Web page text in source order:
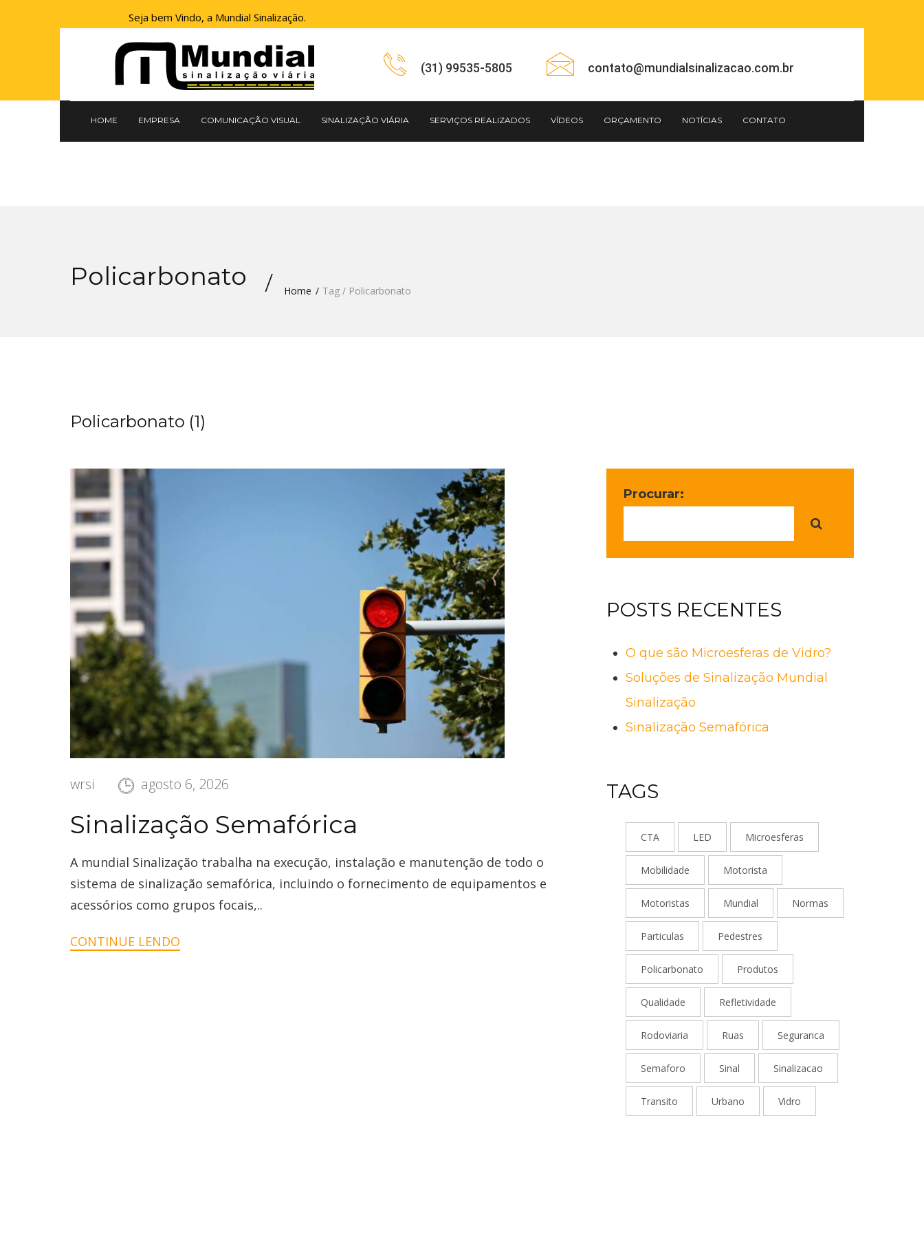
Seja bem Vindo, a Mundial Sinalização.
(31) 99535-5805 contato@mundialsinalizacao.com.br
HOME EMPRESA COMUNICAÇÃO VISUAL SINALIZAÇÃO VIÁRIA SERVIÇOS REALIZADOS VÍDEOS ORÇAMENTO NOTÍCIAS CONTATO
Policarbonato Home Tag / Policarbonato
Policarbonato (1)
wrsi agosto 6, 2026
Sinalização Semafórica
A mundial Sinalização trabalha na execução, instalação e manutenção de todo o
sistema de sinalização semafórica, incluindo o fornecimento de equipamentos e
acessórios como grupos focais,..
CONTINUE LENDO
Procurar:
POSTS RECENTES
O que são Microesferas de Vidro?
Soluções de Sinalização Mundial
Sinalização
Sinalização Semafórica
TAGS
CTA LED Microesferas
Mobilidade Motorista
Motoristas Mundial Normas
Particulas Pedestres
Policarbonato Produtos
Qualidade Refletividade
Rodoviaria Ruas Seguranca
Semaforo Sinal Sinalizacao
Transito Urbano Vidro